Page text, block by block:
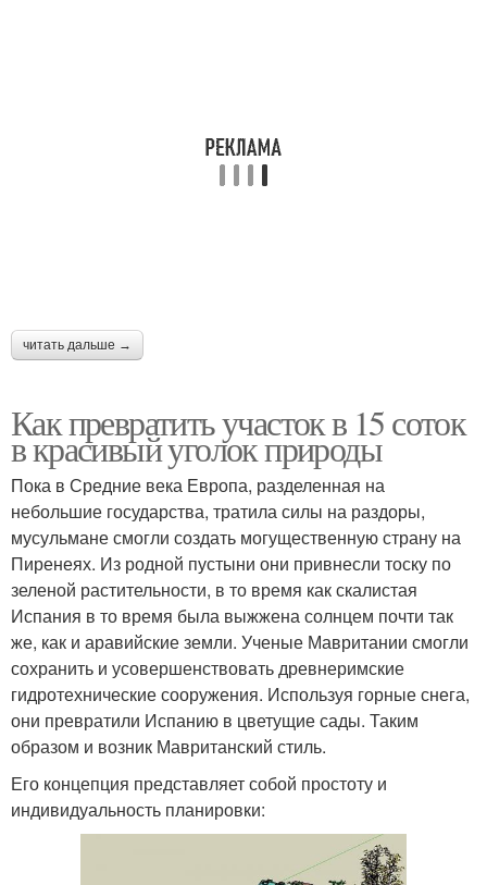
читать дальше →
Как превратить участок в 15 соток
в красивый уголок природы
Пока в Средние века Европа, разделенная на
небольшие государства, тратила силы на раздоры,
мусульмане смогли создать могущественную страну на
Пиренеях. Из родной пустыни они привнесли тоску по
зеленой растительности, в то время как скалистая
Испания в то время была выжжена солнцем почти так
же, как и аравийские земли. Ученые Мавритании смогли
сохранить и усовершенствовать древнеримские
гидротехнические сооружения. Используя горные снега,
они превратили Испанию в цветущие сады. Таким
образом и возник Мавританский стиль.
Его концепция представляет собой простоту и
индивидуальность планировки: